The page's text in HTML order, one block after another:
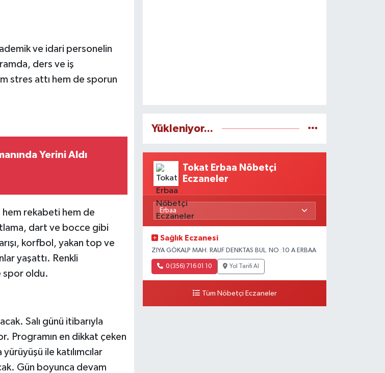
ve idari personelin
ders ve iş
stres attı hem de sporun
Yerini Aldı
hem rekabeti hem de
dart ve bocce gibi
korfbol, yakan top ve
yaşattı. Renkli
spor oldu.
Salı günü itibarıyla
Programın en dikkat çeken
ile katılımcılar
Gün boyunca devam
Yükleniyor...
Tokat Erbaa Nöbetçi
Eczaneler
Sağlık Eczanesi
ZIYA GÖKALP MAH. RAUF DENKTAS BUL. NO :10 A ERBAA
0 (356) 716 01 10 Yol Tarifi Al
Tüm Nöbetçi Eczaneler